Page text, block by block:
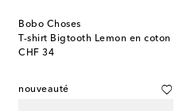
Bobo Choses
T-shirt Bigtooth Lemon en coton
CHF 34
original price
nouveauté